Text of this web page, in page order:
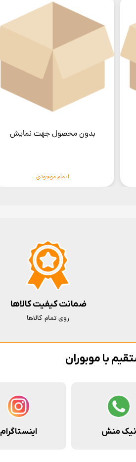
بدون محصول جهت نمایش
اتمام موجودی
با موبوران
نیک منش اینستاگرام
ضمانت کیفیت کالاها
روی تمام کالاها